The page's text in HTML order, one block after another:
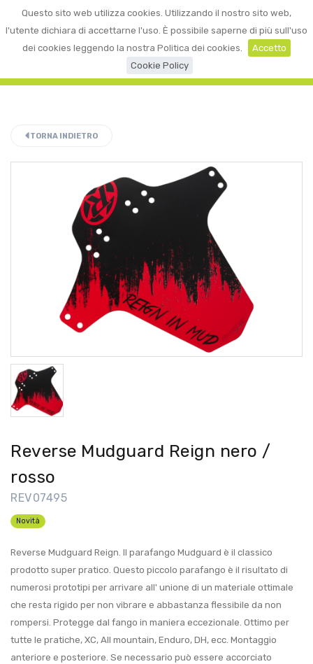
Questo sito web utilizza cookies. Utilizzando il nostro sito web,
l'utente dichiara di accettarne l'uso. È possibile saperne di più sull'uso
dei cookies leggendo la nostra Politica dei cookies.
Accetto
Cookie Policy
☰ 0
TORNA INDIETRO
Reverse Mudguard Reign nero /
rosso
REV07495
Novità
Reverse Mudguard Reign. Il parafango Mudguard è il classico
prodotto super pratico. Questo piccolo parafango è il risultato di
numerosi prototipi per arrivare all' unione di un materiale ottimale
che resta rigido per non vibrare e abbastanza flessibile da non
rompersi. Protegge dal fango in maniera eccezionale. Ottimo per
tutte le pratiche, XC, All mountain, Enduro, DH, ecc. Montaggio
anteriore e posteriore. Se necessario può essere accorciato